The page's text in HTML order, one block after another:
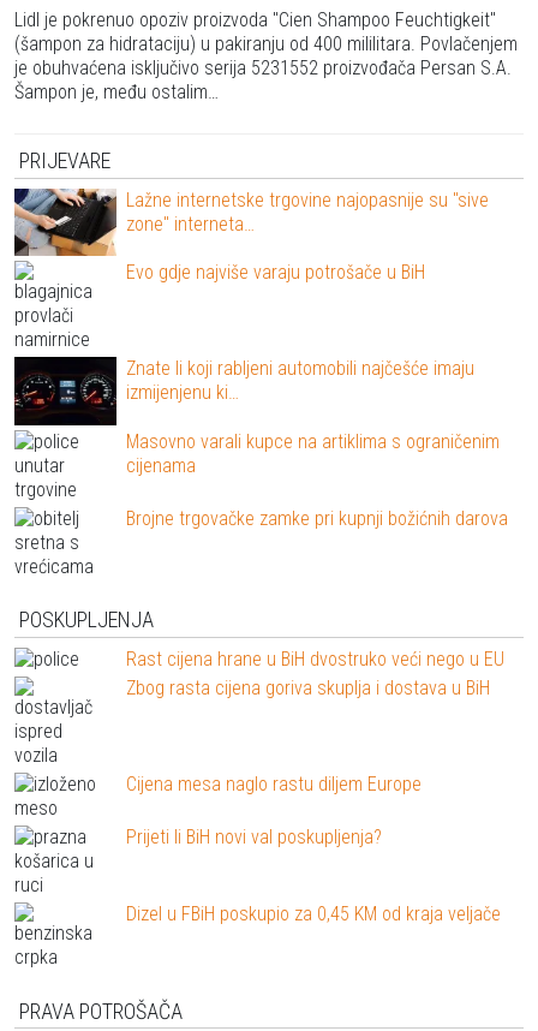
Lidl je pokrenuo opoziv proizvoda "Cien Shampoo Feuchtigkeit"
(šampon za hidrataciju) u pakiranju od 400 mililitara. Povlačenjem
je obuhvaćena isključivo serija 5231552 proizvođača Persan S.A.
Šampon je, među ostalim…
PRIJEVARE
Lažne internetske trgovine najopasnije su "sive
zone" interneta…
Evo gdje najviše varaju potrošače u BiH
Znate li koji rabljeni automobili najčešće imaju
izmijenjenu ki…
Masovno varali kupce na artiklima s ograničenim
cijenama
Brojne trgovačke zamke pri kupnji božićnih darova
POSKUPLJENJA
Rast cijena hrane u BiH dvostruko veći nego u EU
Zbog rasta cijena goriva skuplja i dostava u BiH
Cijena mesa naglo rastu diljem Europe
Prijeti li BiH novi val poskupljenja?
Dizel u FBiH poskupio za 0,45 KM od kraja veljače
PRAVA POTROŠAČA